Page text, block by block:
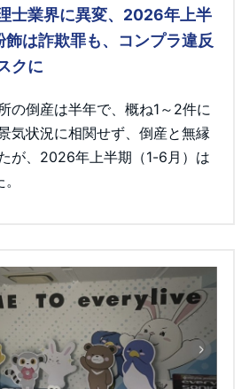
士業界に異変、2026年上半
は詐欺罪も、コンプラ違反
クに
の倒産は半年で、概ね1～2件に
気状況に相関せず、倒産と無縁
が、2026年上半期（1-6月）は